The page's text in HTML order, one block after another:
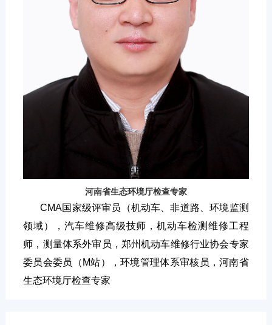
河南省生态环境厅检查专家
CMA国家级评审员（机动车、非道路、环境监测
领域），汽车维修高级技师，机动车检测维修工程
师，测量体系外审员，郑州机动车维修行业协会专家
委员会委员（M站），环境管理体系审核员，河南省
生态环境厅检查专家